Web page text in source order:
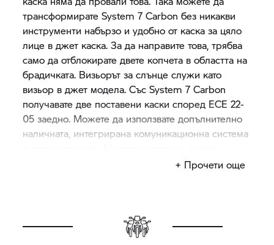
трансформиратеSystem 7 Carbon без никакви
инструменти набързо и удобно от каска за цяло
лице в джет каска. За да направите това, трябва
само да отблокирате двете копчета в областта на
брадичката. Визьорът за слънце служи като
визьор в джет модела. СъсSystem 7 Carbon
получавате две поставени каски според ECE 22-
05 заедно. Можете да използвате допълнително
наличната, интегрирана комуникационна система
+ Прочети още